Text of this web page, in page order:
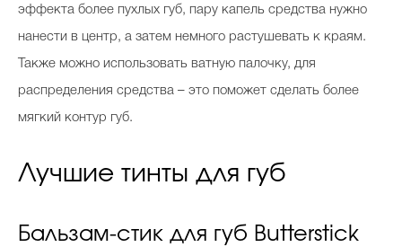
эффекта более пухлых губ, пару капель средства нужно
нанести в центр, а затем немного растушевать к краям.
Также можно использовать ватную палочку, для
распределения средства – это поможет сделать более
мягкий контур губ.
Лучшие тинты для губ
Бальзам-стик для губ Butterstick